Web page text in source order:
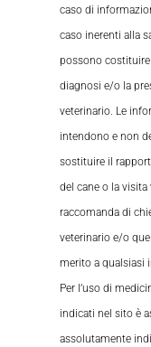
caso di
caso inerenti alla
possono
diagnosi e/o la
veterinario. Le
intendono e non
sostituire il
del cane o la visita
raccomanda di
veterinario e/o
merito a qualsiasi
Per l’uso di
indicati nel sito è
assolutamente